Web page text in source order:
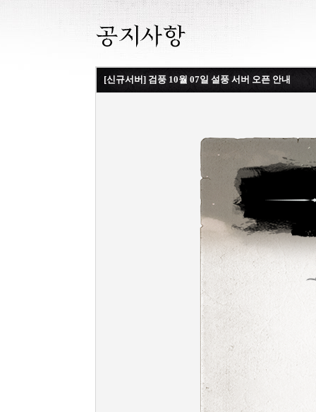
[신규서버] 검풍 10월 07일 설풍 서버 오픈 안내